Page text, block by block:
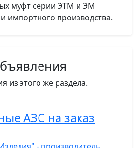
муфт серии ЭТМ и ЭМ
импортного производства.
из этого же раздела.
АЗС на заказ